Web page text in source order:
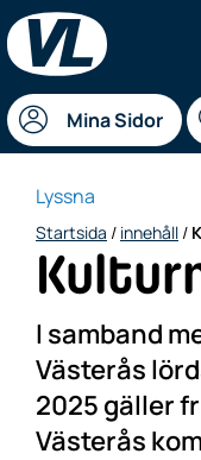
Mina Sidor
Lyssna
Startsida / innehåll /
I samband
Västerås
2025 gäller
Västerås